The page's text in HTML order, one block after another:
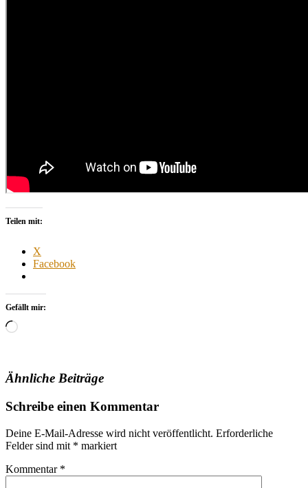
Teilen mit:
X
Facebook
Gefällt mir:
Wird
Ähnliche Beiträge
Schreibe einen Kommentar
Deine E-Mail-Adresse wird nicht veröffentlicht. Erforderliche
Felder sind mit * markiert
Kommentar *